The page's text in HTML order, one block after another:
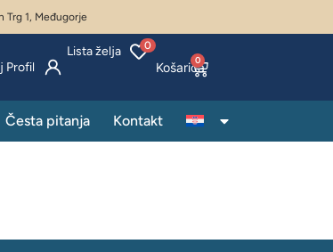
Trg 1, Međugorje
Lista želja 0
Profil 0
Česta pitanja Kontakt